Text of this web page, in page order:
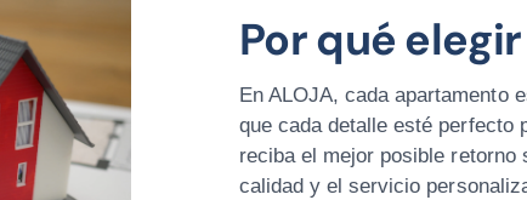
Por qué
En ALOJA, cada apartamento
que cada detalle esté perfecto
reciba el mejor posible
calidad y el servicio